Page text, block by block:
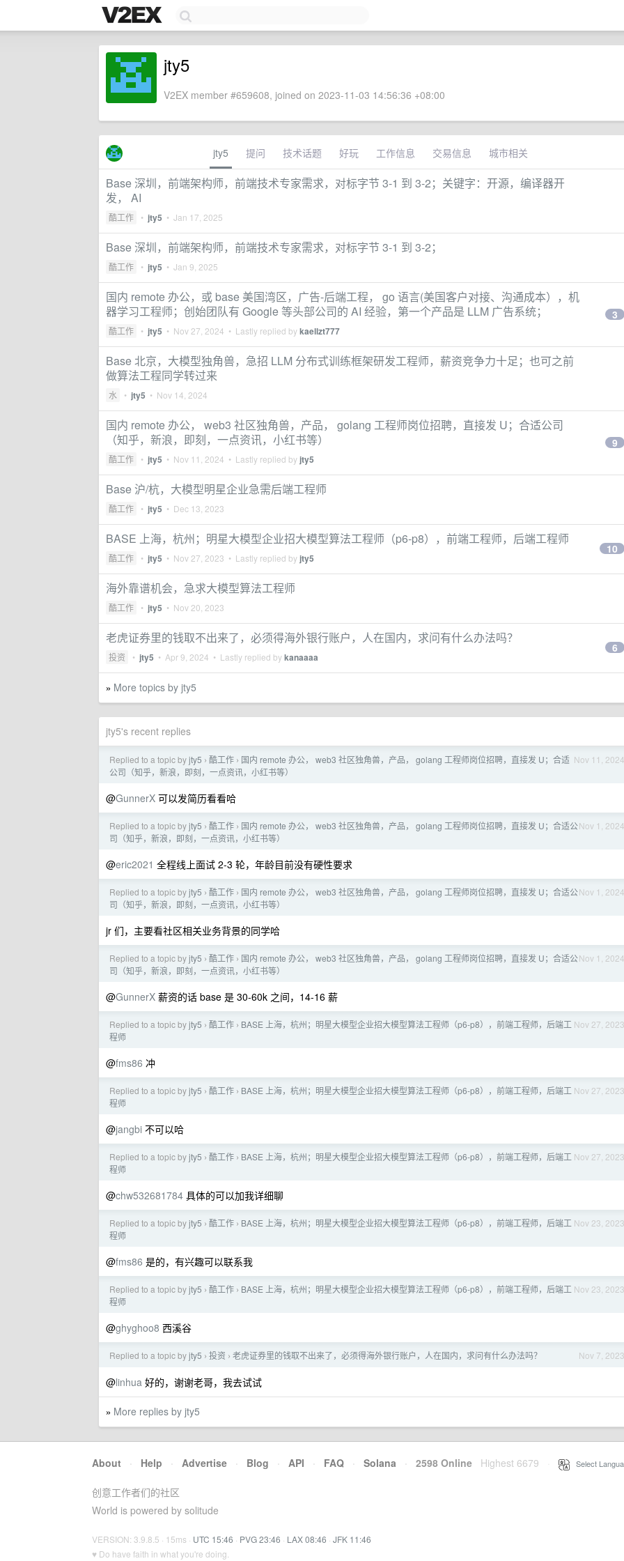
jty5
V2EX member #659608, joined on 2023-11-03 14:56:36 +08:00
jty5 提问 技术话题 好玩 工作信息 交易信息 城市相关
Base 深圳，前端架构师，前端技术专家需求，对标字节 3-1 到 3-2；关键字：开源，编译器开
发， AI
酷工作 • jty5 • Jan 17, 2025
Base 深圳，前端架构师，前端技术专家需求，对标字节 3-1 到 3-2；
酷工作 • jty5 • Jan 9, 2025
国内 remote 办公，或 base 美国湾区，广告-后端工程， go 语言(美国客户对接、沟通成本），机
器学习工程师；创始团队有 Google 等头部公司的 AI 经验，第一个产品是 LLM 广告系统；
酷工作 • jty5 • Nov 27, 2024 • Lastly replied bykaellzt777
3
Base 北京，大模型独角兽，急招 LLM 分布式训练框架研发工程师，薪资竞争力十足；也可之前
做算法工程同学转过来
水 • jty5 • Nov 14, 2024
国内 remote 办公， web3 社区独角兽，产品， golang 工程师岗位招聘，直接发 U；合适公司
（知乎，新浪，即刻，一点资讯，小红书等）
酷工作 • jty5 • Nov 11, 2024 • Lastly replied by jty5
9
Base 沪/杭，大模型明星企业急需后端工程师
酷工作 • jty5 • Dec 13, 2023
BASE 上海，杭州；明星大模型企业招大模型算法工程师（p6-p8），前端工程师，后端工程师
酷工作 • jty5 • Nov 27, 2023 • Lastly replied by jty5
10
海外靠谱机会，急求大模型算法工程师
酷工作 • jty5 • Nov 20, 2023
老虎证券里的钱取不出来了，必须得海外银行账户，人在国内，求问有什么办法吗？
投资 • jty5 • Apr 9, 2024 • Lastly replied bykanaaaa
6
» More topics by jty5
jty5's recent replies
Nov 11, 2024
Replied to a topic byjty5 › 酷工作 › 国内 remote 办公， web3 社区独角兽，产品， golang 工程师岗位招聘，直接发 U；合适
公司（知乎，新浪，即刻，一点资讯，小红书等）
@GunnerX 可以发简历看看哈
Nov 1, 2024
Replied to a topic byjty5 › 酷工作 › 国内 remote 办公， web3 社区独角兽，产品， golang 工程师岗位招聘，直接发 U；合适公
司（知乎，新浪，即刻，一点资讯，小红书等）
@eric2021 全程线上面试 2-3 轮，年龄目前没有硬性要求
Nov 1, 2024
Replied to a topic byjty5 › 酷工作 › 国内 remote 办公， web3 社区独角兽，产品， golang 工程师岗位招聘，直接发 U；合适公
司（知乎，新浪，即刻，一点资讯，小红书等）
jr 们，主要看社区相关业务背景的同学哈
Nov 1, 2024
Replied to a topic byjty5 › 酷工作 › 国内 remote 办公， web3 社区独角兽，产品， golang 工程师岗位招聘，直接发 U；合适公
司（知乎，新浪，即刻，一点资讯，小红书等）
@GunnerX 薪资的话 base 是 30-60k 之间，14-16 薪
Nov 27, 2023
Replied to a topic byjty5 › 酷工作 › BASE 上海，杭州；明星大模型企业招大模型算法工程师（p6-p8），前端工程师，后端工
程师
@fms86 冲
Nov 27, 2023
Replied to a topic byjty5 › 酷工作 › BASE 上海，杭州；明星大模型企业招大模型算法工程师（p6-p8），前端工程师，后端工
程师
@jangbi 不可以哈
Nov 27, 2023
Replied to a topic byjty5 › 酷工作 › BASE 上海，杭州；明星大模型企业招大模型算法工程师（p6-p8），前端工程师，后端工
程师
@chw532681784 具体的可以加我详细聊
Nov 23, 2023
Replied to a topic byjty5 › 酷工作 › BASE 上海，杭州；明星大模型企业招大模型算法工程师（p6-p8），前端工程师，后端工
程师
@fms86 是的，有兴趣可以联系我
Nov 23, 2023
Replied to a topic byjty5 › 酷工作 › BASE 上海，杭州；明星大模型企业招大模型算法工程师（p6-p8），前端工程师，后端工
程师
@ghyghoo8 西溪谷
Nov 7, 2023
Replied to a topic byjty5 › 投资 › 老虎证券里的钱取不出来了，必须得海外银行账户，人在国内，求问有什么办法吗？
@linhua 好的，谢谢老哥，我去试试
» More replies by jty5
About · Help · Advertise · Blog · API · FAQ · Solana · 2598 Online Highest 6679 Select
创意工作者们的社区
World is powered by solitude
VERSION: 3.9.8.5 · 15ms · UTC 15:46 · PVG 23:46 · LAX 08:46 · JFK 11:46
♥ Do have faith in what you're doing.